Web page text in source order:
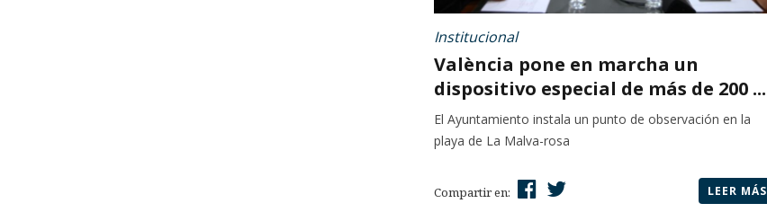
Institucional
València pone en marcha un
dispositivo especial de más de 200 ...
El Ayuntamiento instala un punto de observación en la
playa de La Malva-rosa
Compartir en: LEER MÁS